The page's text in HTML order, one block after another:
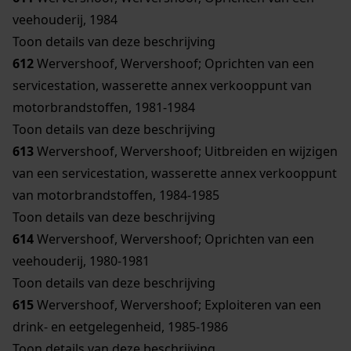
veehouderij, 1984
Toon details van deze beschrijving
612Wervershoof, Wervershoof; Oprichten van een
servicestation, wasserette annex verkooppunt van
motorbrandstoffen, 1981-1984
Toon details van deze beschrijving
613Wervershoof, Wervershoof; Uitbreiden en wijzigen
van een servicestation, wasserette annex verkooppunt
van motorbrandstoffen, 1984-1985
Toon details van deze beschrijving
614Wervershoof, Wervershoof; Oprichten van een
veehouderij, 1980-1981
Toon details van deze beschrijving
615Wervershoof, Wervershoof; Exploiteren van een
drink- en eetgelegenheid, 1985-1986